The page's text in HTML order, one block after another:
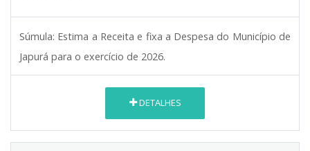
Súmula: Estima a Receita e fixa a Despesa do Município de
Japurá para o exercício de 2026.
DETALHES